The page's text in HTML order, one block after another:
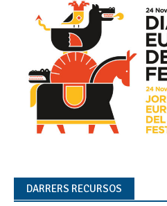
DARRERS RECURSOS